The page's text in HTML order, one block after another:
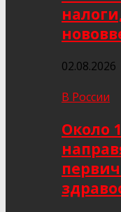
02.08.2026
В России
Около